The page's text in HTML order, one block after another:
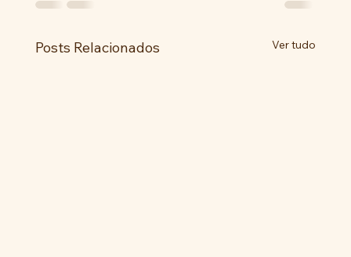
Posts Relacionados Ver tudo